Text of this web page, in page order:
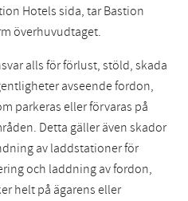
Hotels sida, tar Bastion
överhuvudtaget.
alls för förlust, stöld, skada
avseende fordon,
parkeras eller förvaras på
Detta gäller även skador
av laddstationer för
och laddning av fordon,
helt på ägarens eller